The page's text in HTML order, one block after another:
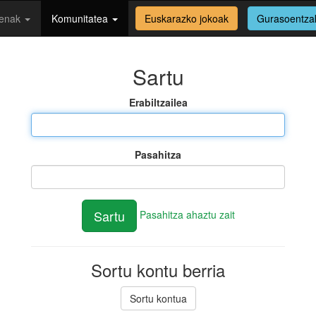
Komunitatea Euskarazko jokoak
Sartu
Erabiltzailea
Pasahitza
Pasahitza ahaztu zait
Sortu kontu berria
Sortu kontua